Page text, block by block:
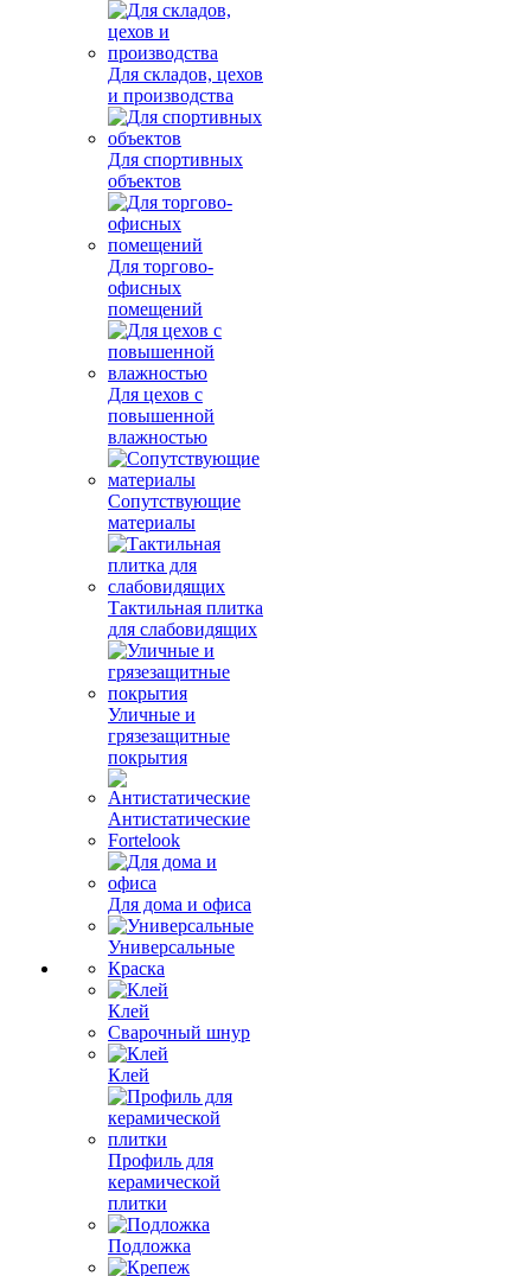
Для складов, цехов
и производства
Для спортивных
объектов
Для торгово-
офисных
помещений
Для цехов с
повышенной
влажностью
Сопутствующие
материалы
Тактильная плитка
для слабовидящих
Уличные и
грязезащитные
покрытия
Антистатические
Fortelook
Для дома и офиса
Универсальные
Краска
Клей
Сварочный шнур
Клей
Профиль для
керамической
плитки
Подложка